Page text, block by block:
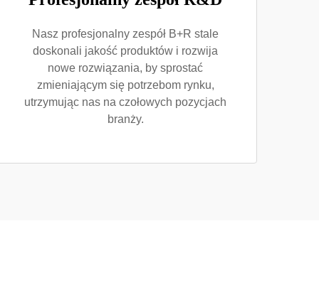
Nasz profesjonalny zespół B+R stale
doskonali jakość produktów i rozwija
nowe rozwiązania, by sprostać
zmieniającym się potrzebom rynku,
utrzymując nas na czołowych pozycjach
branży.